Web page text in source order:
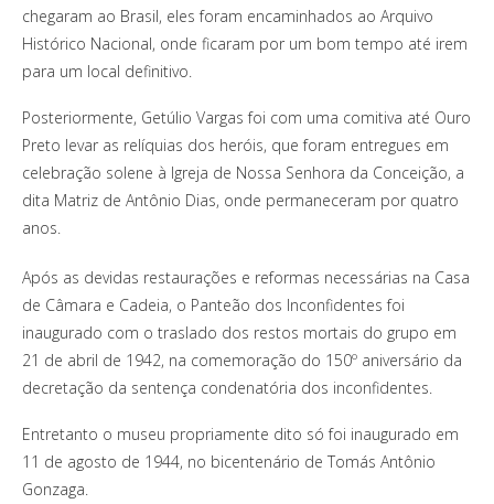
chegaram ao Brasil, eles foram encaminhados ao Arquivo
Histórico Nacional, onde ficaram por um bom tempo até irem
para um local definitivo.
Posteriormente, Getúlio Vargas foi com uma comitiva até Ouro
Preto levar as relíquias dos heróis, que foram entregues em
celebração solene à Igreja de Nossa Senhora da Conceição, a
dita Matriz de Antônio Dias, onde permaneceram por quatro
anos.
Após as devidas restaurações e reformas necessárias na Casa
de Câmara e Cadeia, o Panteão dos Inconfidentes foi
inaugurado com o traslado dos restos mortais do grupo em
21 de abril de 1942, na comemoração do 150º aniversário da
decretação da sentença condenatória dos inconfidentes.
Entretanto o museu propriamente dito só foi inaugurado em
11 de agosto de 1944, no bicentenário de Tomás Antônio
Gonzaga.